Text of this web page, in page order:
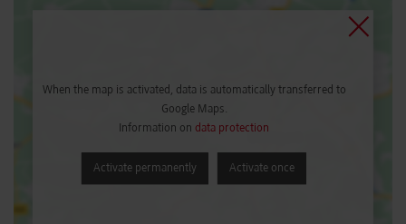
When the map is activated, data is automatically transferred to
Google Maps.
Information on data protection
Activate permanently Activate once